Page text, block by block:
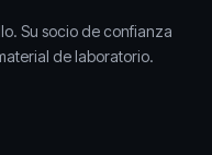
Su socio de confianza
de laboratorio.